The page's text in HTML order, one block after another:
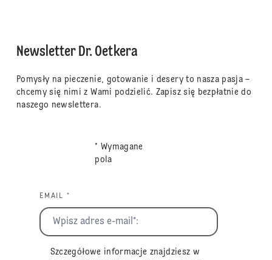
Newsletter Dr. Oetkera
Pomysły na pieczenie, gotowanie i desery to nasza pasja –
chcemy się nimi z Wami podzielić. Zapisz się bezpłatnie do
naszego newslettera.
* Wymagane
pola
EMAIL *
Szczegółowe informacje znajdziesz w